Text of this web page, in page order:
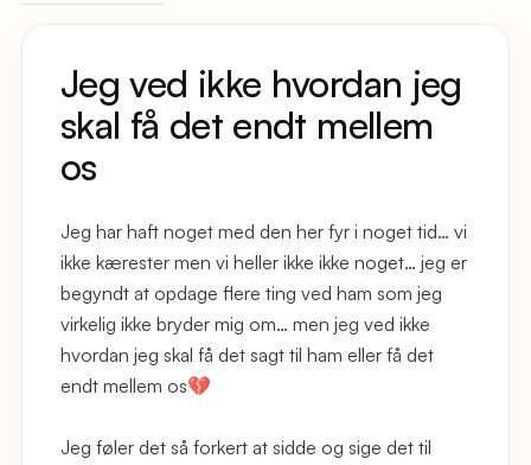
Jeg ved ikke hvordan jeg
skal få det endt mellem
os
Jeg har haft noget med den her fyr i noget tid… vi
ikke kærester men vi heller ikke ikke noget… jeg er
begyndt at opdage flere ting ved ham som jeg
virkelig ikke bryder mig om… men jeg ved ikke
hvordan jeg skal få det sagt til ham eller få det
endt mellem os💔
Jeg føler det så forkert at sidde og sige det til